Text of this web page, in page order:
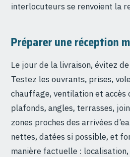
interlocuteurs se renvoient la
Préparer une réception
Le jour de la livraison, évitez
Testez les ouvrants, prises,
chauffage, ventilation et accès
plafonds, angles, terrasses,
zones proches des arrivées
nettes, datées si possible, et
manière factuelle :